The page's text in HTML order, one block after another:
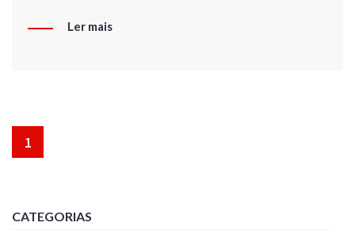
Ler mais
1
CATEGORIAS